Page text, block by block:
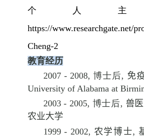
个人
https://www.researchgate.net/
Cheng-2
教育经历
2007- 2008, 博士后, 免
Universityof Alabama at
2003- 2005, 博士后, 兽
农业大学
1999- 2002, 农学博士,